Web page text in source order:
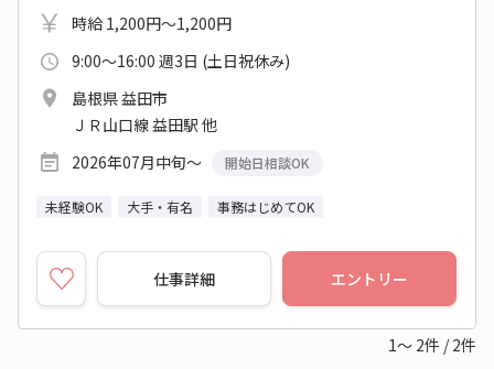
時給 1,200円～1,200円
9:00～16:00 週3日 (土日祝休み)
島根県 益田市
ＪＲ山口線 益田駅 他
2026年07月中旬～
開始日相談OK
未経験OK 大手・有名 事務はじめてOK
仕事詳細 エントリー
1～ 2件 / 2件